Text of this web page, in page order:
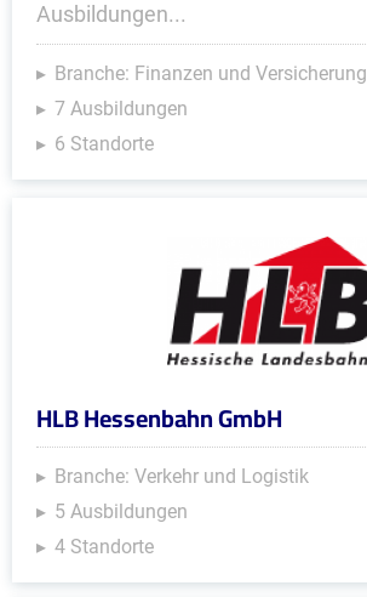
Ausbildungen...
Branche: Finanzen und Versicherung
7 Ausbildungen
6 Standorte
HLB Hessenbahn GmbH
Branche: Verkehr und Logistik
5 Ausbildungen
4 Standorte